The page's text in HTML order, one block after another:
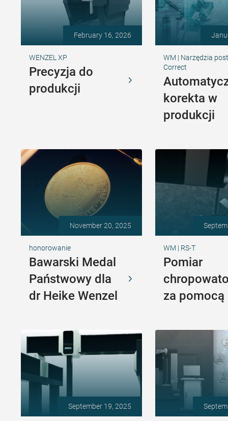
February 16, 2026
WENZEL XP
Precyzja do
produkcji
WM | Narzędzia
Correct
korekta w
produkcji
November 20, 2025
honorowanie
Bawarski Medal
Państwowy dla
dr Heike Wenzel
WM | RS-T
Pomiar
za pomocą
September 19, 2025